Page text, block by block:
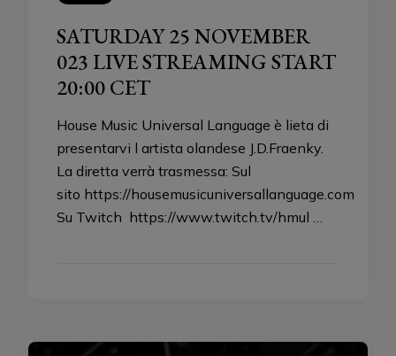
SATURDAY 25 NOVEMBER
023 LIVE STREAMING START
20:00 CET
House Music Universal Language è lieta di
presentarvi l artista olandese J.D.Fraenky.
La diretta verrà trasmessa: Sul
sito https://housemusicuniversallanguage.com
Su Twitch https://www.twitch.tv/hmul …